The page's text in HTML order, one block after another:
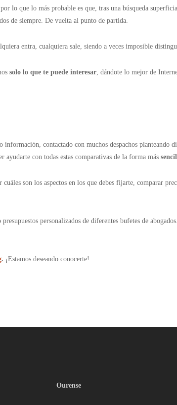
lo que lo más probable es que, tras una búsqueda
de siempre. De vuelta al punto de partida.
entra, cualquiera sale, siendo a veces imposible
solo lo que te puede interesar, dándote lo mejor de
contactado con muchos despachos planteando
ayudarte con todas estas comparativas de la forma más
son los aspectos en los que debes fijarte, comparar
presupuestos personalizados de diferentes bufetes de
. ¡Estamos deseando conocerte!
Ourense